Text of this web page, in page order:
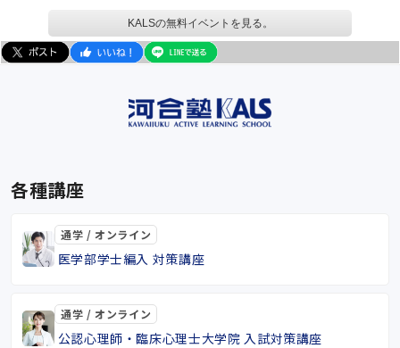
KALSの無料イベントを見る。
各種講座
通学 / オンライン
医学部学士編入 対策講座
通学 / オンライン
公認心理師・臨床心理士大学院 入試対策講座